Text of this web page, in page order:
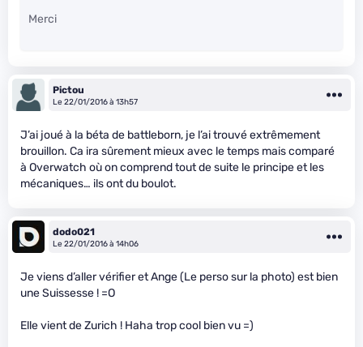
Merci
Pictou
Le 22/01/2016 à 13h57
J’ai joué à la béta de battleborn, je l’ai trouvé extrêmement
brouillon. Ca ira sûrement mieux avec le temps mais comparé
à Overwatch où on comprend tout de suite le principe et les
mécaniques… ils ont du boulot.
dodo021
Le 22/01/2016 à 14h06
Je viens d’aller vérifier et Ange (Le perso sur la photo) est bien
une Suissesse ! =O
Elle vient de Zurich ! Haha trop cool bien vu =)